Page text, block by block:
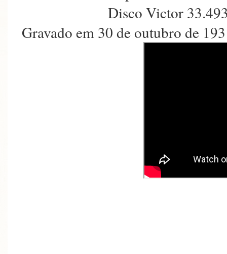
Disco Victor
Gravado em 30 de outubro de